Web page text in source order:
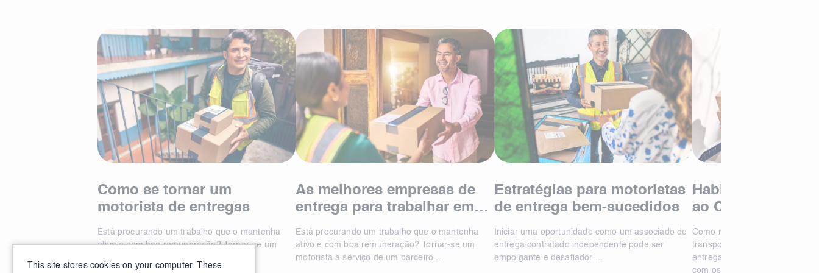
Como se tornar um
motorista de entregas
Está procurando um trabalho que o mantenha
ativo e com boa remuneração? Tornar-se um
As melhores empresas de
entrega para trabalhar em
Embu das Artes, Brasil
Está procurando um trabalho que o mantenha
ativo e com boa remuneração? Tornar-se um
motorista a serviço de um parceiro ...
Estratégias para motoristas
de entrega bem-sucedidos
Iniciar uma oportunidade como um associado de
entrega contratado independente pode ser
empolgante e desafiador ...
Habilidades de
ao Cliente que
Motorista de
Dominar
Como motorista de entrega de
transportadoras parceiras para
entrega), você tem um papel
com os clientes ...
This site stores cookies on your computer. These